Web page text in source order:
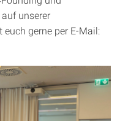
unserer
euch gerne per E-Mail: